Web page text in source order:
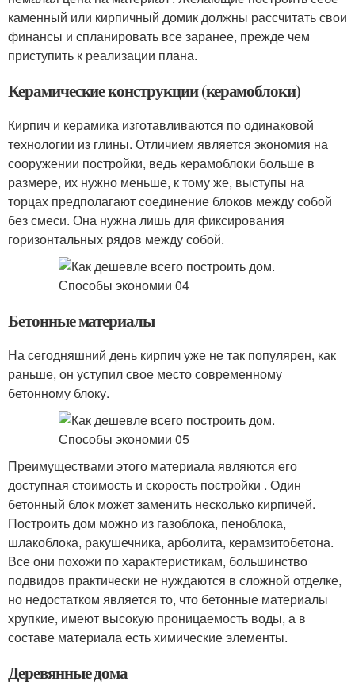
каменный или кирпичный домик должны рассчитать свои
финансы и спланировать все заранее, прежде чем
приступить к реализации плана.
Керамические конструкции (керамоблоки)
Кирпич и керамика изготавливаются по одинаковой
технологии из глины. Отличием является экономия на
сооружении постройки, ведь керамоблоки больше в
размере, их нужно меньше, к тому же, выступы на
торцах предполагают соединение блоков между собой
без смеси. Она нужна лишь для фиксирования
горизонтальных рядов между собой.
Бетонные материалы
На сегодняшний день кирпич уже не так популярен, как
раньше, он уступил свое место современному
бетонному блоку.
Преимуществами этого материала являются его
доступная стоимость и скорость постройки . Один
бетонный блок может заменить несколько кирпичей.
Построить дом можно из газоблока, пеноблока,
шлакоблока, ракушечника, арболита, керамзитобетона.
Все они похожи по характеристикам, большинство
подвидов практически не нуждаются в сложной отделке,
но недостатком является то, что бетонные материалы
хрупкие, имеют высокую проницаемость воды, а в
составе материала есть химические элементы.
Деревянные дома